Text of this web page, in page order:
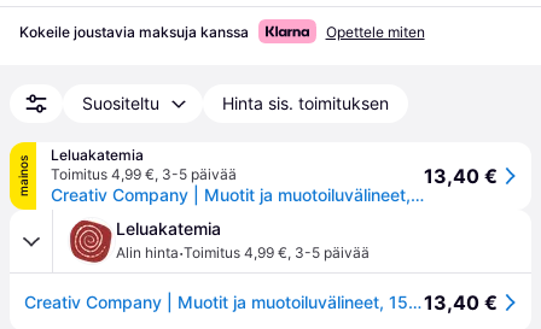
Kokeile joustavia maksuja kanssa Opettele miten
Suositeltu Hinta sis. toimituksen
mainos
Leluakatemia
Toimitus 4,99 €, 3-5 päivää
Creativ Company | Muotit ja muotoiluvälineet, 15 kpl
13,40 €
Leluakatemia
Alin hinta·Toimitus 4,99 €, 3-5 päivää
Creativ Company | Muotit ja muotoiluvälineet, 15 kpl13,40 €